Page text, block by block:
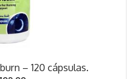
– 120 cápsulas.